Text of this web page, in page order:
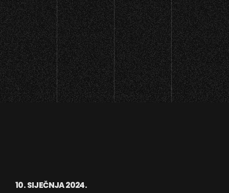
10. SIJEČNJA 2024.